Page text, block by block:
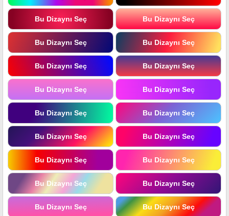
Bu Dizaynı Seç Bu Dizaynı Seç
Bu Dizaynı Seç Bu Dizaynı Seç
Bu Dizaynı Seç Bu Dizaynı Seç
Bu Dizaynı Seç Bu Dizaynı Seç
Bu Dizaynı Seç Bu Dizaynı Seç
Bu Dizaynı Seç Bu Dizaynı Seç
Bu Dizaynı Seç Bu Dizaynı Seç
Bu Dizaynı Seç Bu Dizaynı Seç
Bu Dizaynı Seç Bu Dizaynı Seç